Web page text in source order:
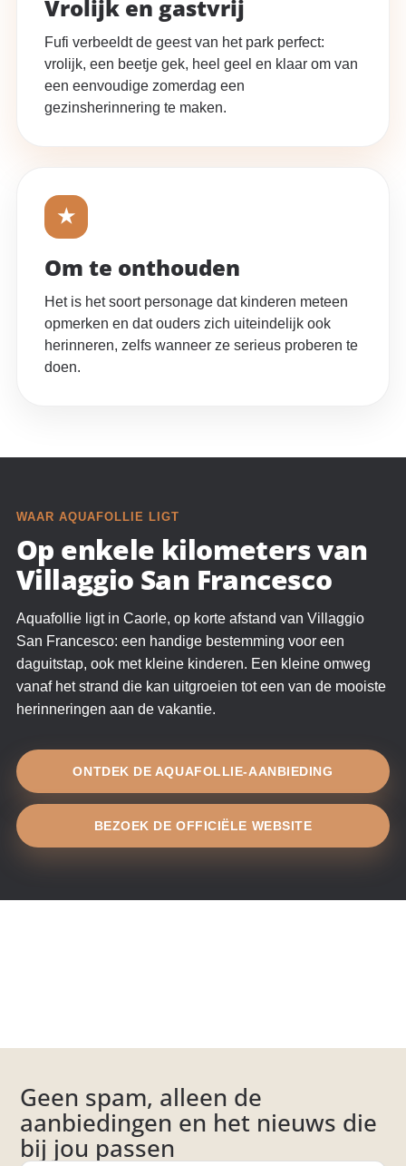
Vrolijk en gastvrij
Fufi verbeeldt de geest van het park perfect:
vrolijk, een beetje gek, heel geel en klaar om van
een eenvoudige zomerdag een
gezinsherinnering te maken.
★
Om te onthouden
Het is het soort personage dat kinderen meteen
opmerken en dat ouders zich uiteindelijk ook
herinneren, zelfs wanneer ze serieus proberen te
doen.
WAAR AQUAFOLLIE LIGT
Op enkele kilometers van
Villaggio San Francesco
Aquafollie ligt in Caorle, op korte afstand van Villaggio
San Francesco: een handige bestemming voor een
daguitstap, ook met kleine kinderen. Een kleine omweg
vanaf het strand die kan uitgroeien tot een van de mooiste
herinneringen aan de vakantie.
ONTDEK DE AQUAFOLLIE-AANBIEDING
BEZOEK DE OFFICIËLE WEBSITE
Geen spam, alleen de
aanbiedingen en het nieuws die
bij jou passen